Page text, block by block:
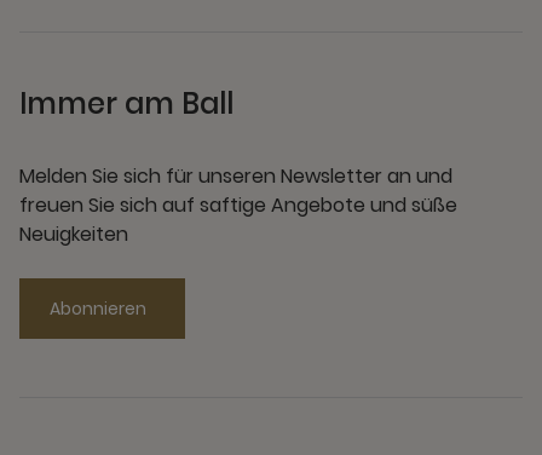
Immer am Ball
Melden Sie sich für unseren Newsletter an und
freuen Sie sich auf saftige Angebote und süße
Neuigkeiten
Abonnieren